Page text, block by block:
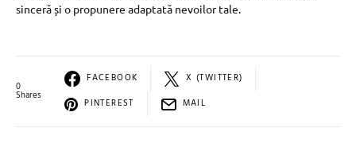
sinceră și o propunere adaptată nevoilor tale.
0
Shares
FACEBOOK
X (TWITTER)
PINTEREST
MAIL